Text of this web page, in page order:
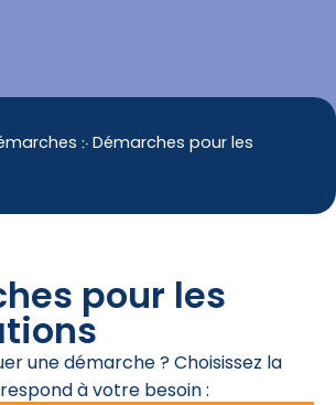
჻ Démarches pour les
pour les
une démarche ? Choisissez la
à votre besoin :